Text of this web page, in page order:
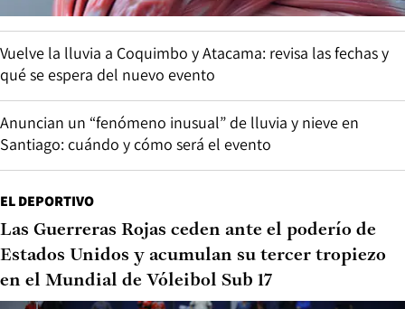
Vuelve la lluvia a Coquimbo y Atacama: revisa las fechas y
qué se espera del nuevo evento
Anuncian un “fenómeno inusual” de lluvia y nieve en
Santiago: cuándo y cómo será el evento
EL DEPORTIVO
Las Guerreras Rojas ceden ante el poderío de
Estados Unidos y acumulan su tercer tropiezo
en el Mundial de Vóleibol Sub 17